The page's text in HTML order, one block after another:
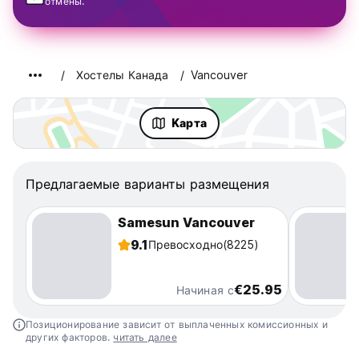
Хостелы Канада Vancouver
Kарта
Предлагаемые варианты размещения
Samesun Vancouver
9.1Превосходно(8225)
Начиная с€25.95
Позиционирование зависит от выплаченных комиссионных и
других факторов. читать далее